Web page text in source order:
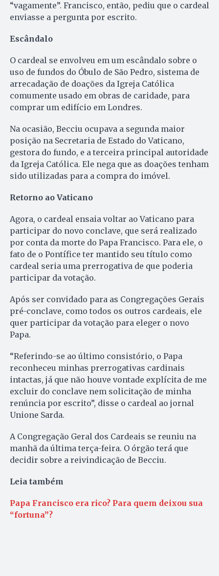
“vagamente”. Francisco, então, pediu que o cardeal
enviasse a pergunta por escrito.
Escândalo
O cardeal se envolveu em um escândalo sobre o
uso de fundos do Óbulo de São Pedro, sistema de
arrecadação de doações da Igreja Católica
comumente usado em obras de caridade, para
comprar um edifício em Londres.
Na ocasião, Becciu ocupava a segunda maior
posição na Secretaria de Estado do Vaticano,
gestora do fundo, e a terceira principal autoridade
da Igreja Católica. Ele nega que as doações tenham
sido utilizadas para a compra do imóvel.
Retorno ao Vaticano
Agora, o cardeal ensaia voltar ao Vaticano para
participar do novo conclave, que será realizado
por conta da morte do Papa Francisco. Para ele, o
fato de o Pontífice ter mantido seu título como
cardeal seria uma prerrogativa de que poderia
participar da votação.
Após ser convidado para as Congregações Gerais
pré-conclave, como todos os outros cardeais, ele
quer participar da votação para eleger o novo
Papa.
“Referindo-se ao último consistório, o Papa
reconheceu minhas prerrogativas cardinais
intactas, já que não houve vontade explícita de me
excluir do conclave nem solicitação de minha
renúncia por escrito”, disse o cardeal ao jornal
Unione Sarda.
A Congregação Geral dos Cardeais se reuniu na
manhã da última terça-feira. O órgão terá que
decidir sobre a reivindicação de Becciu.
Leia também
Papa Francisco era rico? Para quem deixou sua
“fortuna”?